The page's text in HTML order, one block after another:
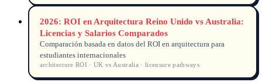
2026: ROI en Arquitectura Reino Unido vs Australia:
Licencias y Salarios Comparados
Comparación basada en datos del ROI en arquitectura para
estudiantes internacionales
architecture ROI · UK vs Australia · licensure pathways